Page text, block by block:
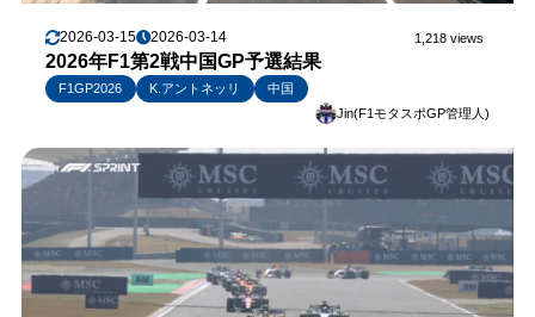
2026-03-15 2026-03-14 1,218 views
2026年F1第2戦中国GP予選結果
F1GP2026 K.アントネッリ
中国
Jin(F1モタスポGP管理人)